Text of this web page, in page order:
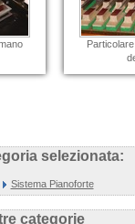
selezionata:
Sistema Pianoforte
categorie